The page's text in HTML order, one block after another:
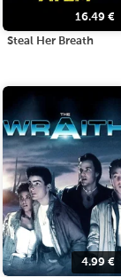
16.49 €
Steal Her Breath
4.99 €